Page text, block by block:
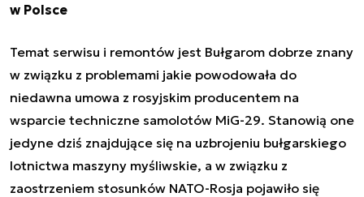
w Polsce
Temat serwisu i remontów jest Bułgarom dobrze znany
w związku z problemami jakie powodowała do
niedawna umowa z rosyjskim producentem na
wsparcie techniczne samolotów MiG-29. Stanowią one
jedyne dziś znajdujące się na uzbrojeniu bułgarskiego
lotnictwa maszyny myśliwskie, a w związku z
zaostrzeniem stosunków NATO-Rosja pojawiło się